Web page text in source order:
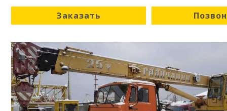
Заказать